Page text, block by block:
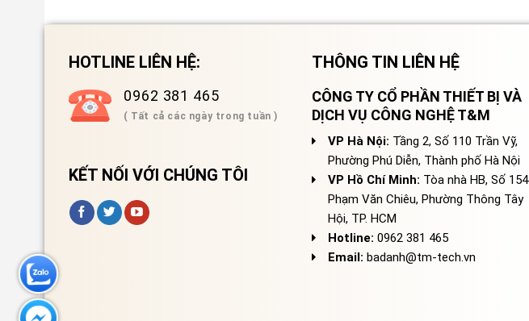
HOTLINE LIÊN HỆ:
0962 381 465
( Tất cả các ngày trong tuần )
KẾT NỐI VỚI CHÚNG TÔI
THÔNG TIN LIÊN HỆ
CÔNG TY CỔ PHẦN THIẾT BỊ VÀ
DỊCH VỤ CÔNG NGHỆ T&M
VP Hà Nội: Tầng 2, Số 110 Trần Vỹ,
Phường Phú Diễn, Thành phố Hà Nội
VP Hồ Chí Minh: Tòa nhà HB, Số 154
Phạm Văn Chiêu, Phường Thông Tây
Hội, TP. HCM
Hotline: 0962 381 465
Email: badanh@tm-tech.vn